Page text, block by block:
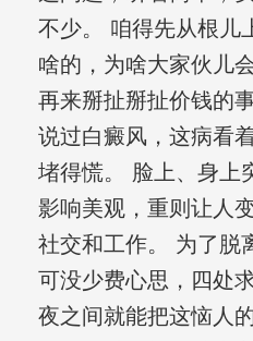
不少。 咱得先从根儿
啥的，为啥大家伙儿
再来掰扯掰扯价钱的
说过白癜风，这病看
堵得慌。 脸上、身上
影响美观，重则让人
社交和工作。 为了脱
可没少费心思，四处
夜之间就能把这恼人